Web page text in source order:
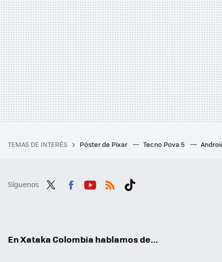
TEMAS DE INTERÉS Póster de Pixar Tecno Pova 5
Síguenos
En Xataka Colombia hablamos de...